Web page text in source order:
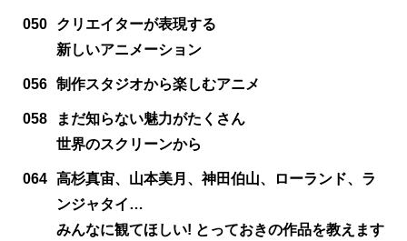
050
クリエイターが表現する
新しいアニメーション
056 制作スタジオから楽しむアニメ
058
まだ知らない魅力がたくさん
世界のスクリーンから
064 高杉真宙、山本美月、神田伯山、ローランド、ラ
ンジャタイ…
みんなに観てほしい! とっておきの作品を教えます